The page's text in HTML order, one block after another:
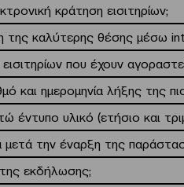
κράτηση εισιτηρίων;
της καλύτερης θέσης μέσω
που έχουν
και ημερομηνία λήξης της
έντυπο υλικό (ετήσιο και
την έναρξη της
εκδήλωσης;